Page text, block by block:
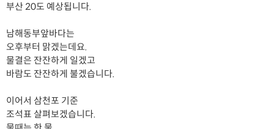
부산 20도 예상됩니다.
남해동부앞바다는
오후부터 맑겠는데요.
물결은 잔잔하게 일겠고
바람도 잔잔하게 불겠습니다.
이어서 삼천포 기준
조석표 살펴보겠습니다.